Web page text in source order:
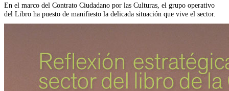
En el marco del Contrato Ciudadano por las Culturas, el grupo operativo
del Libro ha puesto de manifiesto la delicada situación que vive el sector.